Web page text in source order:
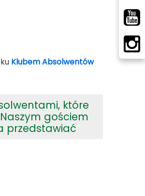
Klubem Absolwentów
które
Naszym gościem
przedstawiać